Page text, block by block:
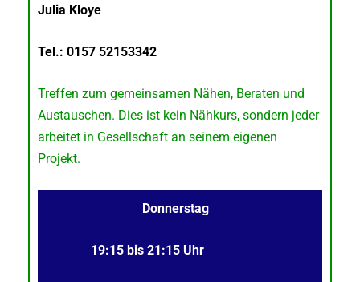
Julia Kloye
Tel.: 0157 52153342
Treffen zum gemeinsamen Nähen, Beraten und
Austauschen. Dies ist kein Nähkurs, sondern jeder
arbeitet in Gesellschaft an seinem eigenen
Projekt.
Donnerstag
19:15 bis 21:15 Uhr